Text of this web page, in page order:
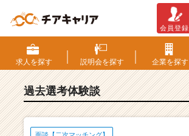
S・
選
考
験
会員登録
求人を探す 説明会を探す 企業を探す
過去選考体験談
面談【二次マッチング】